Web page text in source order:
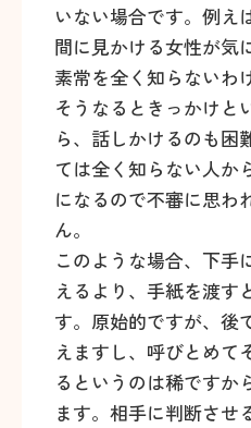
いない場合です。例え
間に見かける女性が気
素常を全く知らないわ
そうなるときっかけと
ら、話しかけるのも困
ては全く知らない人か
になるので不審に思わ
ん。
このような場合、下手
えるより、手紙を渡す
す。原始的ですが、後
えますし、呼びとめて
るというのは稀ですか
ます。相手に判断させ